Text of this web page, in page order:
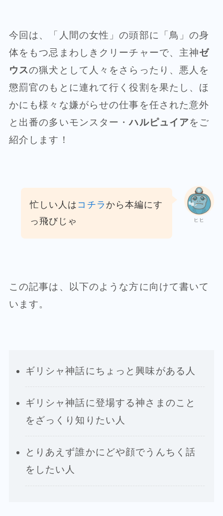
今回は、「人間の女性」の頭部に「鳥」の身
体をもつ忌まわしきクリーチャーで、主神ゼ
ウスの猟犬として人々をさらったり、悪人を
懲罰官のもとに連れて行く役割を果たし、ほ
かにも様々な嫌がらせの仕事を任された意外
と出番の多いモンスター・ハルピュイアをご
紹介します！
ヒヒ
忙しい人は コチラ から本編にす
っ飛びじゃ
この記事は、以下のような方に向けて書いて
います。
ギリシャ神話にちょっと興味がある人
ギリシャ神話に登場する神さまのこと
をざっくり知りたい人
とりあえず誰かにどや顔でうんちく話
をしたい人